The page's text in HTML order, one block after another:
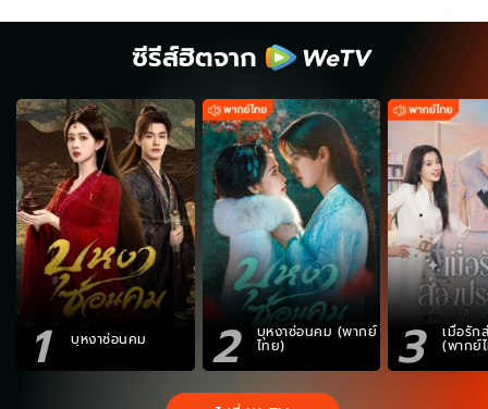
ซีรีส์ฮิตจาก
1 บุหงาซ่อนคม 2 บุหงาซ่อนคม (พากย์
ไทย) 3 เมื่อรัก
(พากย์